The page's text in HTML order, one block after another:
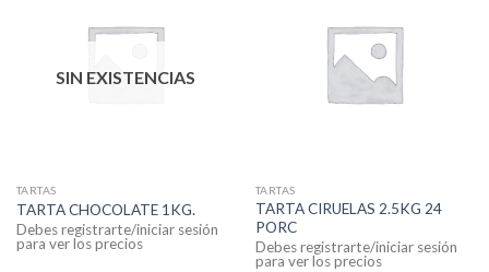
SIN EXISTENCIAS
TARTAS
TARTA CHOCOLATE 1KG.
Debes registrarte/iniciar sesión
para ver los precios
TARTAS
TARTA CIRUELAS 2.5KG 24
PORC
Debes registrarte/iniciar sesión
para ver los precios